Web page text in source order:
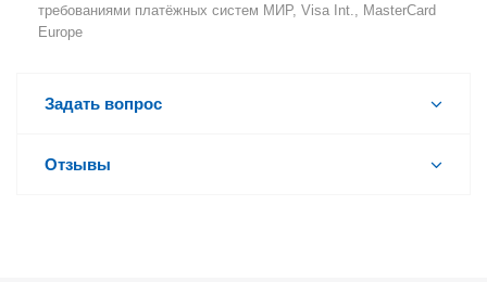
требованиями платёжных систем МИР, Visa Int., MasterCard
Europe
Задать вопрос
Отзывы